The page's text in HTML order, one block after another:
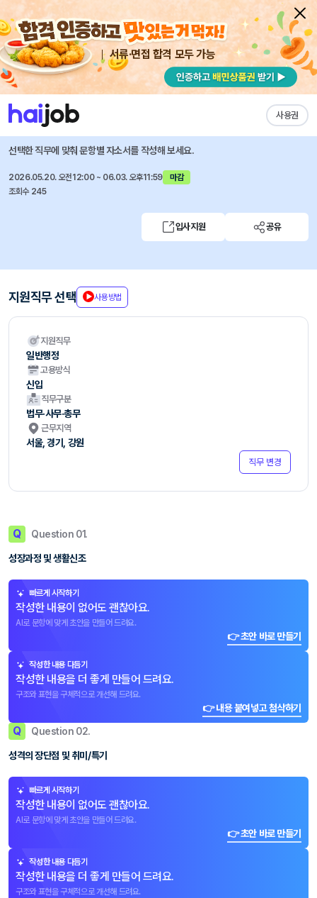
서류·면접 합격 모두 가능
사용권
채용공고 자소서 자유항목 자소서 내 작성목록
한림대학교의료원
26년도 상반기 직원 공채
선택한 직무에 맞춰 문항별 자소서를 작성해 보세요.
2026.05.20. 오전12:00 ~ 06.03. 오후11:59
마감
조회수 245
입사지원 공유
지원직무 선택 사용방법
지원직무
일반행정
고용방식
신입
직무구분
법무·사무·총무
근무지역
서울, 경기, 강원
직무 변경
Q Question 01.
성장과정 및 생활신조
빠르게 시작하기
작성한 내용이 없어도 괜찮아요.
AI로 문항에 맞게 초안을 만들어 드려요.
👉 초안 바로 만들기
작성한 내용 다듬기
작성한 내용을 더 좋게 만들어 드려요.
구조와 표현을 구체적으로 개선해 드려요.
👉 내용 붙여넣고 첨삭하기
Q Question 02.
성격의 장단점 및 취미/특기
빠르게 시작하기
작성한 내용이 없어도 괜찮아요.
AI로 문항에 맞게 초안을 만들어 드려요.
👉 초안 바로 만들기
작성한 내용 다듬기
작성한 내용을 더 좋게 만들어 드려요.
구조와 표현을 구체적으로 개선해 드려요.